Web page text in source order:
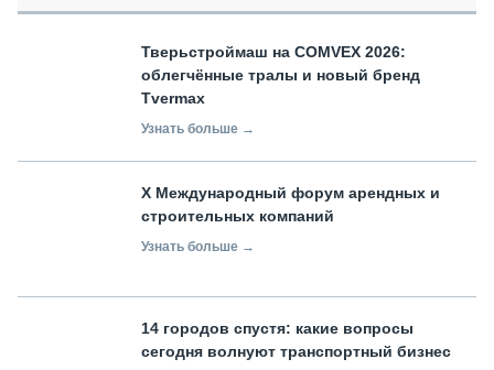
Тверьстроймаш на COMVEX 2026:
облегчённые тралы и новый бренд
Tvermax
Узнать больше →
X Международный форум арендных и
строительных компаний
Узнать больше →
14 городов спустя: какие вопросы
сегодня волнуют транспортный бизнес